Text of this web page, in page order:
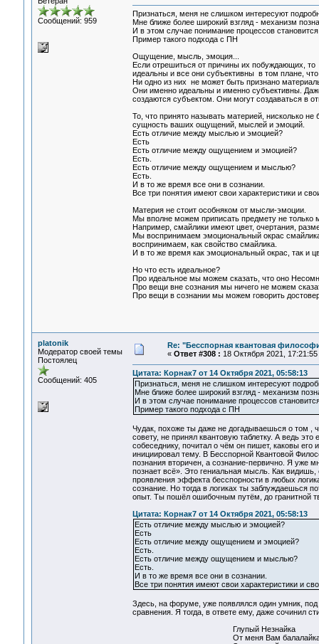
Сообщений: 959
Признаться, меня не слишком интересуют
Мне ближе более широкий взгляд - механизм
И в этом случае понимание процессов
Пример такого подхода с ПН
Ощущение, мысль, эмоция...
Если отрешиться от причины их побуждающих,
идеальны и все они субъективны в том плане, что
Ни одно из них не может быть признано
Они именно идеальны и именно субъективны.
создаются субъектом. Они могут создаваться в
То, что принято называть материей, нисколько
сущность ваших ощущений, мыслей и эмоций.
Есть отличие между мыслью и эмоцией?
Есть
Есть отличие между ощущением и эмоцией?
Есть.
Есть отличие между ощущением и мыслью?
Есть.
И в то же время все они в сознании.
Все три понятия имеют свои характеристики и
Материя не стоит особняком от мысли-эмоции.
Мы вполне можем приписать предмету не только
Например, смайлики имеют цвет, очертания,
Мы воспринимаем эмоциональный окрас
воспринимаем, как свойство смайлика.
И в то же время как эмоциональный окрас, так и
Но что есть идеальное?
Про идеальное мы можем сказать, что оно
Про вещи вне сознания мы ничего не можем
Про вещи в сознании мы можем говорить
platonik
Модератор своей темы
Постоялец
Сообщений: 405
Re: "Бесспорная квантовая
« Ответ #308 : 18 Октября 2021, 17:21:55
Цитата: Корнак7 от 14 Октября 2021, 05:58:13
Признаться, меня не слишком интересуют
Мне ближе более широкий взгляд - механизм
И в этом случае понимание процессов
Пример такого подхода с ПН
Чудак, похоже ты даже не догадываешься о том ,
совету, не принял квантовую таблетку. А ведь
собеседнику, почитал о чём он пишет, каковы
инициировал тему. В Бесспорной Квантовой
познания вторичен, а сознание-первично. Я уже
познает всё». Это гениальная мысль. Как
проявления эффекта бесспорности в любых
сознание. Но тогда в логиках ты заблуждаешься
опыт. Ты пошёл ошибочным путём, до гранитной
Цитата: Корнак7 от 14 Октября 2021, 05:58:13
Есть отличие между мыслью и эмоцией?
Есть
Есть отличие между ощущением и эмоцией?
Есть.
Есть отличие между ощущением и мыслью?
Есть.
И в то же время все они в сознании.
Все три понятия имеют свои характеристики и
Здесь, на форуме, уже появлялся один умник,
сравнения. Я тогда, в ответе ему, даже сочинил
Глупый Незнайка
От меня Вам